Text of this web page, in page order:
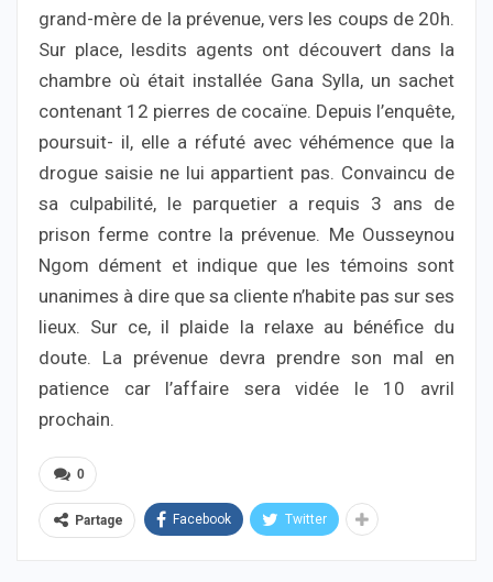
grand-mère de la prévenue, vers les coups de 20h.
Sur place, lesdits agents ont découvert dans la
chambre où était installée Gana Sylla, un sachet
contenant 12 pierres de cocaïne. Depuis l’enquête,
poursuit- il, elle a réfuté avec véhémence que la
drogue saisie ne lui appartient pas. Convaincu de
sa culpabilité, le parquetier a requis 3 ans de
prison ferme contre la prévenue. Me Ousseynou
Ngom dément et indique que les témoins sont
unanimes à dire que sa cliente n’habite pas sur ses
lieux. Sur ce, il plaide la relaxe au bénéfice du
doute. La prévenue devra prendre son mal en
patience car l’affaire sera vidée le 10 avril
prochain.
0
Partage Facebook Twitter